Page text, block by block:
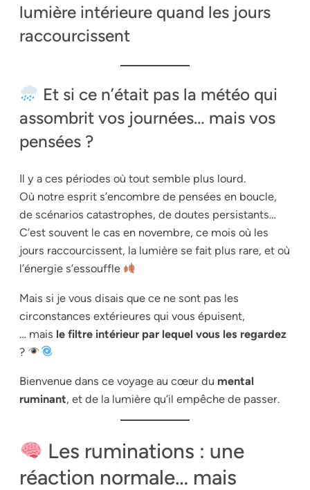
lumière intérieure quand les jours
raccourcissent
Et si ce n’était pas la météo qui
assombrit vos journées… mais vos
pensées ?
Il y a ces périodes où tout semble plus lourd.
Où notre esprit s’encombre de pensées en boucle,
de scénarios catastrophes, de doutes persistants…
C’est souvent le cas en novembre, ce mois où les
jours raccourcissent, la lumière se fait plus rare, et où
l’énergie s’essouffle
Mais si je vous disais que ce ne sont pas les
circonstances extérieures qui vous épuisent,
… mais le filtre intérieur par lequel vous les regardez
?
Bienvenue dans ce voyage au cœur du mental
ruminant, et de la lumière qu’il empêche de passer.
Les ruminations : une
réaction normale… mais